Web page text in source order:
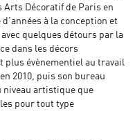
Arts Décoratif de Paris en
à la conception et
quelques détours par la
dans les décors
plus évènementiel au travail
2010, puis son bureau
niveau artistique que
pour tout type